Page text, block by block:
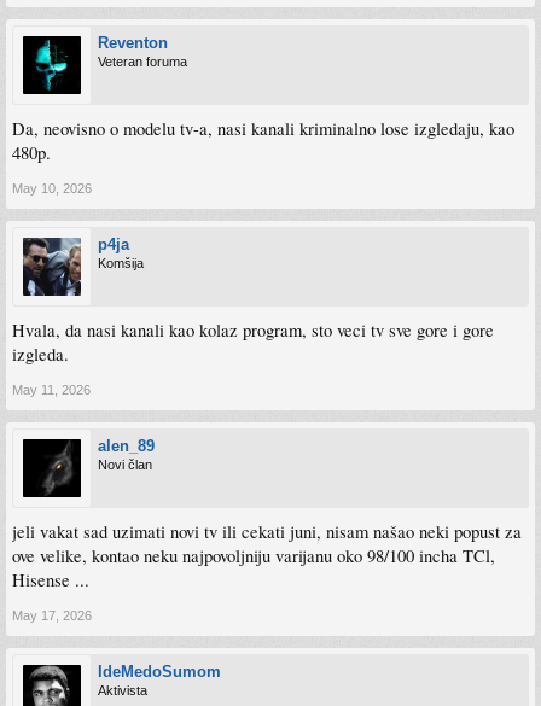
Reventon
Veteran foruma
Da, neovisno o modelu tv-a, nasi kanali kriminalno lose izgledaju, kao
480p.
May 10, 2026
p4ja
Komšija
Hvala, da nasi kanali kao kolaz program, sto veci tv sve gore i gore
izgleda.
May 11, 2026
alen_89
Novi član
jeli vakat sad uzimati novi tv ili cekati juni, nisam našao neki popust za
ove velike, kontao neku najpovoljniju varijanu oko 98/100 incha TCl,
Hisense ...
May 17, 2026
IdeMedoSumom
Aktivista